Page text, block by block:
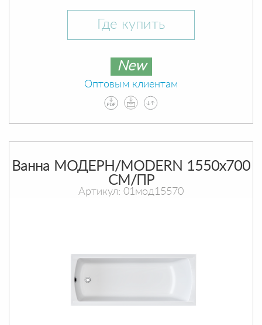
Где купить
New
Оптовым клиентам
Ванна МОДЕРН/MODERN 1550х700
СМ/ПР
Артикул: 01мод15570